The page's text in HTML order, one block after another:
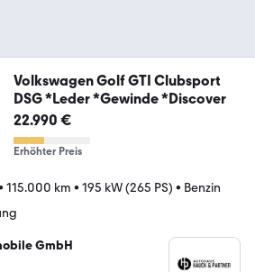
Volkswagen Golf GTI Clubsport
DSG *Leder *Gewinde *Discover
22.990 €
Erhöhter Preis
115.000 km • 195 kW (265 PS) • Benzin
GmbH